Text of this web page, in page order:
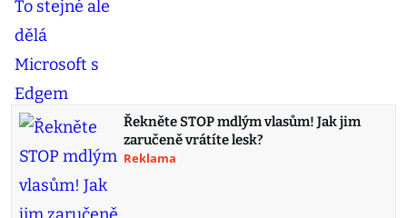
Řekněte STOP mdlým vlasům! Jak jim
zaručeně vrátíte lesk?
Reklama